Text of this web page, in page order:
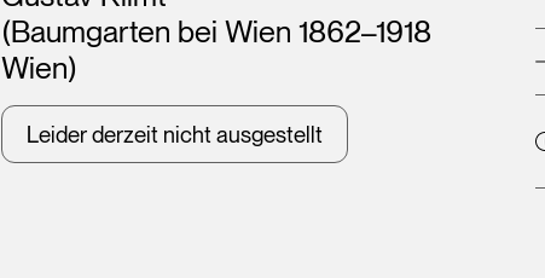
(Baumgarten bei Wien 1862–1918
Wien)
Leider derzeit nicht ausgestellt